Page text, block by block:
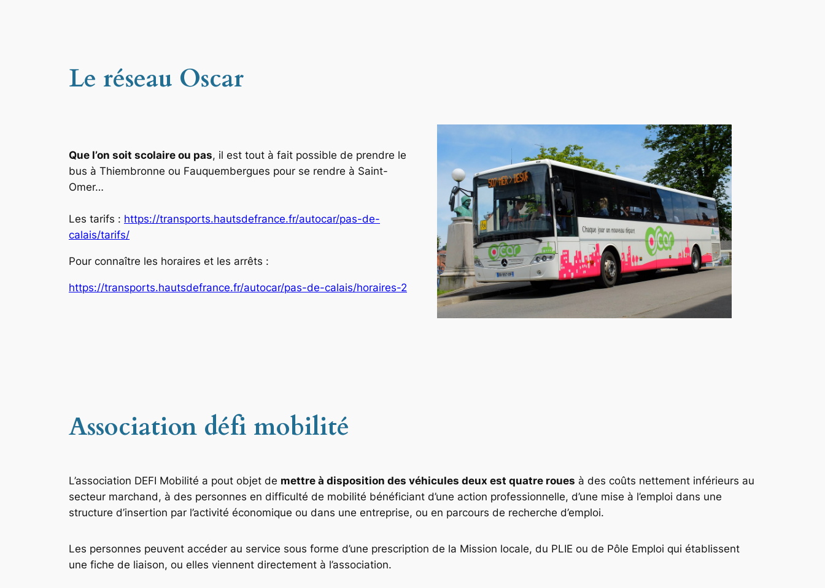
Le réseau Oscar
Que l’on soit scolaire ou pas, il est tout à fait possible de prendre le
bus à Thiembronne ou Fauquembergues pour se rendre à Saint-
Omer…
Les tarifs : https://transports.hautsdefrance.fr/autocar/pas-de-
calais/tarifs/
Pour connaître les horaires et les arrêts :
https://transports.hautsdefrance.fr/autocar/pas-de-calais/horaires-2
Association défi mobilité
L’association DEFI Mobilité a pout objet de mettre à disposition des véhicules deux est quatre roues à des coûts nettement inférieurs au
secteur marchand, à des personnes en difficulté de mobilité bénéficiant d’une action professionnelle, d’une mise à l’emploi dans une
structure d’insertion par l’activité économique ou dans une entreprise, ou en parcours de recherche d’emploi.
Les personnes peuvent accéder au service sous forme d’une prescription de la Mission locale, du PLIE ou de Pôle Emploi qui établissent
une fiche de liaison, ou elles viennent directement à l’association.